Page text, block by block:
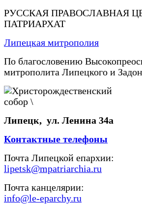
РУССКАЯ ПРАВОСЛАВНАЯ
ПАТРИАРХАТ
Липецкая митрополия
По благословению
митрополита Липецкого и
Липецк, ул. Ленина 34а
Контактные телефоны
Почта Липецкой епархии:
lipetsk@mpatriarchia.ru
Почта канцелярии:
info@le-eparchy.ru